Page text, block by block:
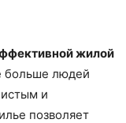
жилой
больше людей
и
позволяет